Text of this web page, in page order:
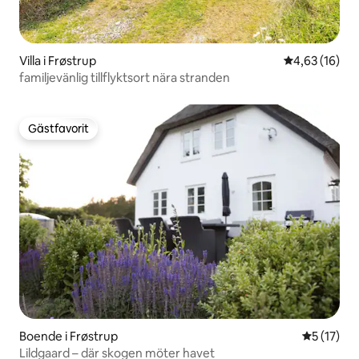
Villa i Frøstrup 4,63 av 5 i
4,63 (16)
familjevänlig tillflyktsort nära stranden
Gästfavorit
Gästfavorit
Boende i Frøstrup 5 av 5 i
5 (17)
Lildgaard – där skogen möter havet